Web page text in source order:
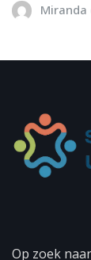
Miranda
Op zoek